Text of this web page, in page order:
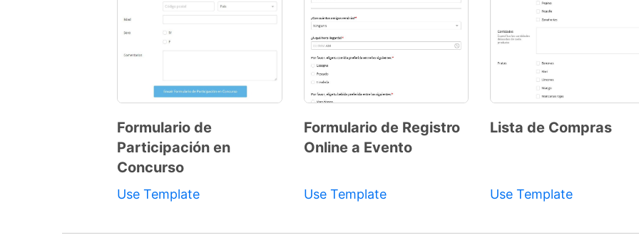
Preview
Template
Formulario de
Participación en
Concurso
Use Template
Formulario de Registro
Online a Evento
Use Template
Lista de Compras
Use Template